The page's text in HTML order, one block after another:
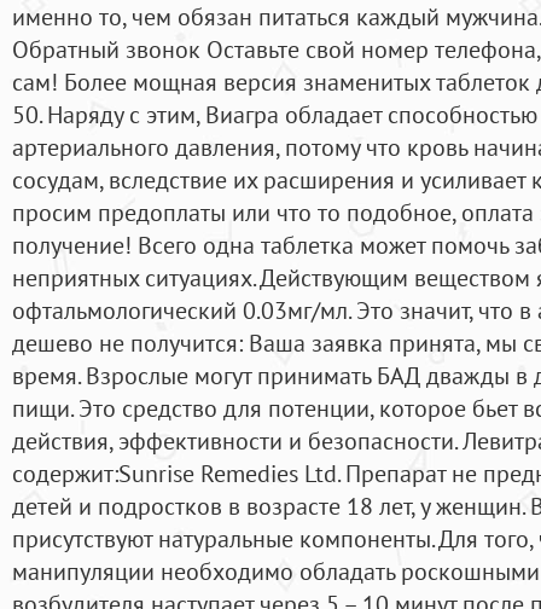
именно то, чем обязан питаться каждый
Обратный звонок Оставьте свой номер
сам! Более мощная версия знаменитых
50. Наряду с этим, Виагра обладает
артериального давления, потому что кровь
сосудам, вследствие их расширения и
просим предоплаты или что то подобное, оплата
получение! Всего одна таблетка может помочь
неприятных ситуациях. Действующим веществом
офтальмологический 0.03мг/мл. Это значит, что в
дешево не получится: Ваша заявка принята, мы
время. Взрослые могут принимать БАД дважды в
пищи. Это средство для потенции, которое бьет
действия, эффективности и безопасности.
содержит:Sunrise Remedies Ltd. Препарат не
детей и подростков в возрасте 18 лет, у женщин.
присутствуют натуральные компоненты. Для
манипуляции необходимо обладать